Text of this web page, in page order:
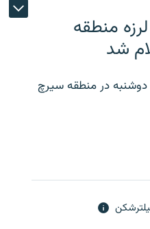
منطقه
دوشنبه در منطقه سیرچ